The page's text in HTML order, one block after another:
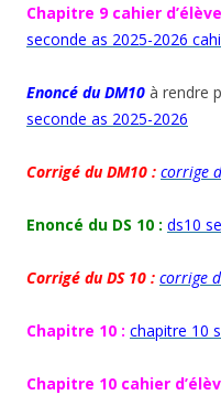
Chapitre 9 cahier d’élève
seconde as 2025-2026
Enoncé du DM10 à rendre
seconde as 2025-2026
Corrigé du DM10 : corrige
Enoncé du DS 10 : ds10
Corrigé du DS 10 : corrige
Chapitre 10 : chapitre 10
Chapitre 10 cahier